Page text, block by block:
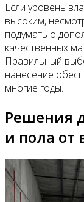
Если уровень
высоким,
подумать о
качественных
Правильный
нанесение
многие годы.
Решения
и пола от